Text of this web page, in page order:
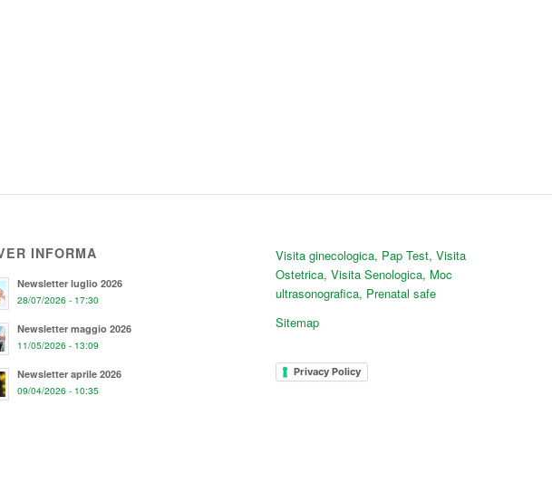
INFORMA
Newsletter luglio 2026
28/07/2026 - 17:30
Newsletter maggio 2026
11/05/2026 - 13:09
Newsletter aprile 2026
09/04/2026 - 10:35
Visita ginecologica, Pap Test, Visita
Ostetrica, Visita Senologica, Moc
ultrasonografica, Prenatal safe
Sitemap
Privacy Policy